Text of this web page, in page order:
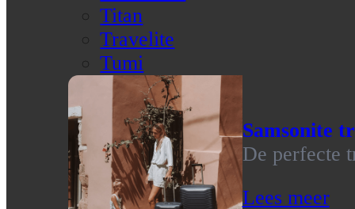
Titan
Travelite
Tumi
Samsonite
De perfecte
Lees meer